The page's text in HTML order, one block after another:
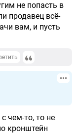
не попасть в
продавец всё-
вам, и пусть
чем-то, то не
кронштейн